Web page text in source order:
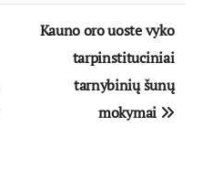
Kauno oro uoste vyko
tarpinstituciniai
tarnybinių šunų
mokymai